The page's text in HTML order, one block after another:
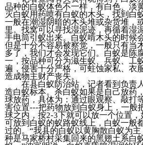
品种的白蚁体色不一样，有白色、淡
灭白蚁用药喷有白蚁的木头，找到白
一般在潮湿阴暗的木头堆或杂货堆，
里。找窝可以寻找湿泥迹，再循着湿
手电筒引蚁出来。白蚁啃木头的时候
但是十分不容易被察觉，一般只有当
多了，我们才会发现它们。白蚁是陈
一，按品种可分为滋生蚁、兵蚁、工
遍，侵害十分严格，可蛀蚀家私、衣
造成物主财产丧失。
在县白蚁防治站，记者看到负责
造白蚁标本。杀白蚁如果是自己放药
球放药，具体为：通过眼观察、敲打
害位置---把药物放到白蚁身上，一般
球之内，按2-3下就可以放一个位置，
可放到白蚁的蚁路蚁线上，白蚁一般
过的。“我县的白蚁以黄胸散白蚁为
种是马家桥村采集回来的黑翅土系白